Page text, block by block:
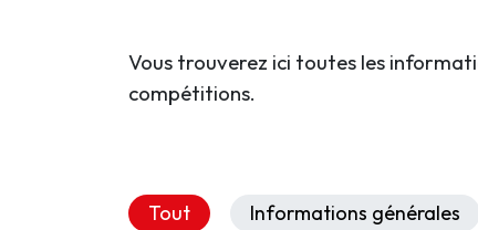
Vous trouverez ici toutes les
compétitions.
Tout Informations générales